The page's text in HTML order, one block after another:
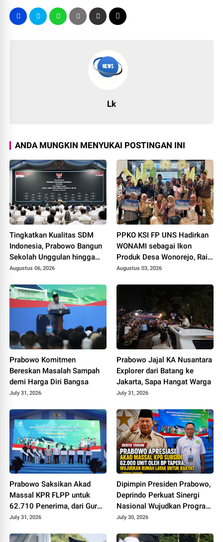
Lk
ANDA MUNGKIN MENYUKAI POSTINGAN INI
Tingkatkan Kualitas SDM
Indonesia, Prabowo Bangun
Sekolah Unggulan hingga
Undang Universitas Terbaik
Augustus 06, 2026
PPKO KSI FP UNS Hadirkan
WONAMI sebagai Ikon
Produk Desa Wonorejo, Raih
Tiga Penghargaan di
2026
Augustus 03, 2026
Prabowo Komitmen
Bereskan Masalah Sampah
demi Harga Diri Bangsa
July 31, 2026
Prabowo Jajal KA Nusantara
Explorer dari Batang ke
Jakarta, Sapa Hangat Warga
July 31, 2026
Prabowo Saksikan Akad
Massal KPR FLPP untuk
62.710 Penerima, dari Guru
SD hingga Pengemudi Ojol
July 31, 2026
Dipimpin Presiden Prabowo,
Deprindo Perkuat Sinergi
Nasional Wujudkan Program
3 Juta Rumah
July 30, 2026